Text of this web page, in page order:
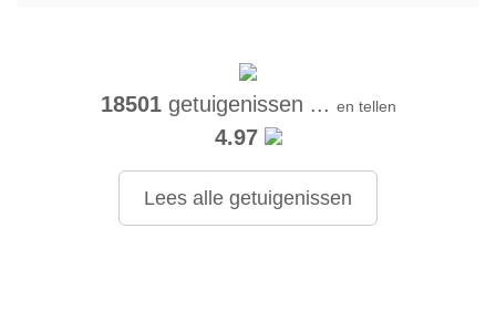
18501getuigenissen ... en tellen
4.97
Lees alle getuigenissen